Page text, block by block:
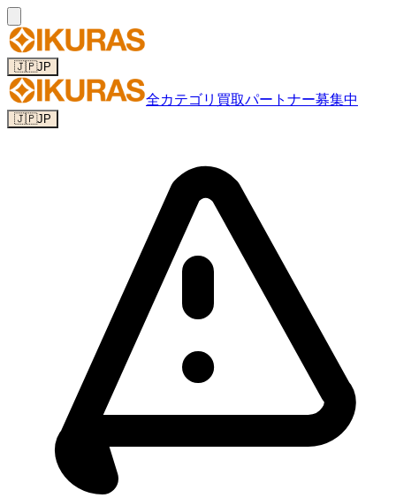
🇯🇵JP
全カテゴリ 買取パートナー募集中
🇯🇵JP